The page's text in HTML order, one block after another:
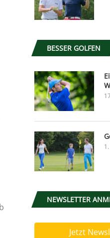
BESSER GOLFEN
NEWSLETTER
Jetzt